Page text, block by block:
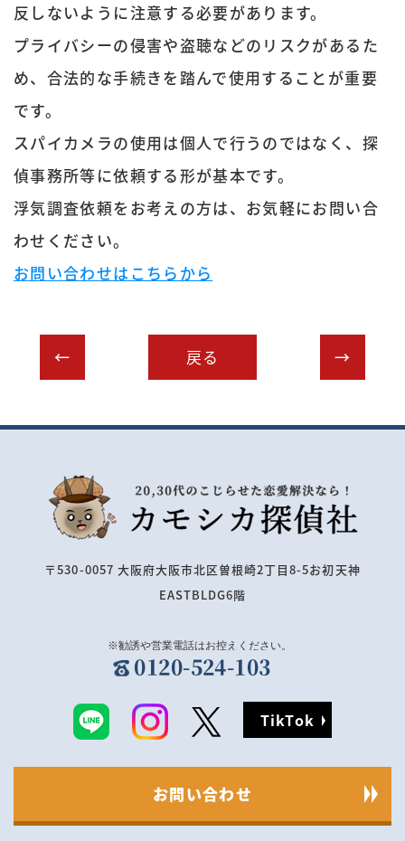
反しないように注意する必要があります。
プライバシーの侵害や盗聴などのリスクがあるた
め、合法的な手続きを踏んで使用することが重要
です。
スパイカメラの使用は個人で行うのではなく、探
偵事務所等に依頼する形が基本です。
浮気調査依頼をお考えの方は、お気軽にお問い合
わせください。
お問い合わせはこちらから
戻る
〒530-0057 大阪府大阪市北区曽根崎2丁目8-5お初天神
EASTBLDG6階
0120-524-103
TikTok
お問い合わせ